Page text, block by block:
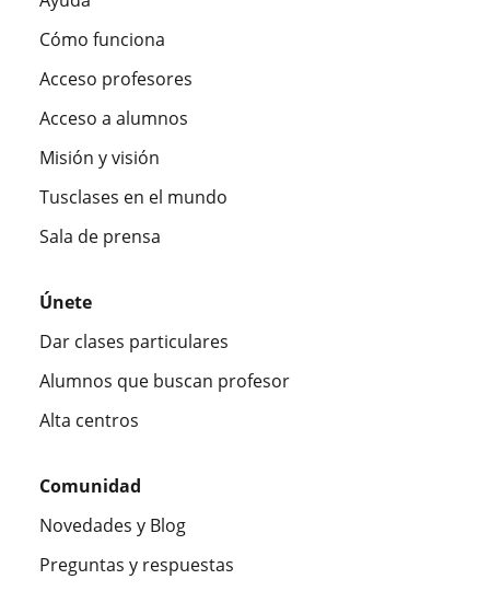
Cómo funciona
Acceso profesores
Acceso a alumnos
Misión y visión
Tusclases en el mundo
Sala de prensa
Únete
Dar clases particulares
Alumnos que buscan profesor
Alta centros
Comunidad
Novedades y Blog
Preguntas y respuestas